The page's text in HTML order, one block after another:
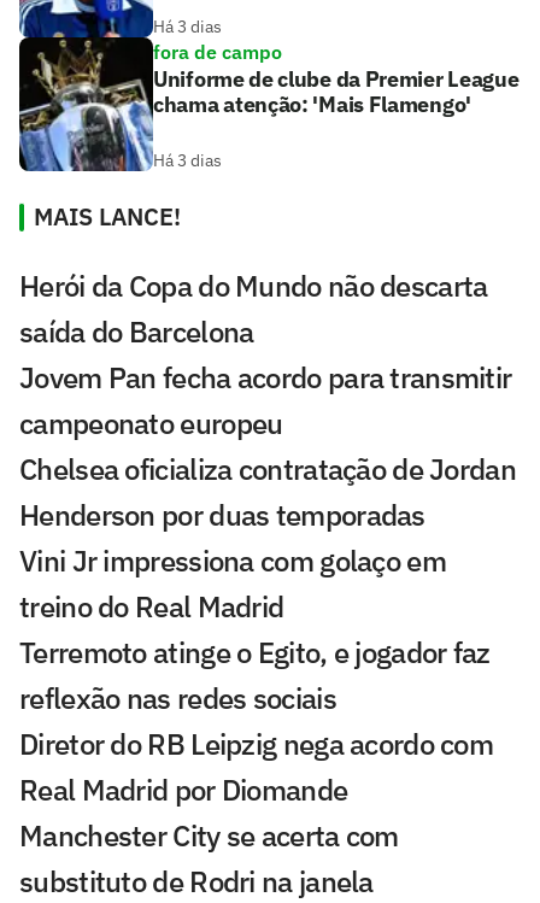
Há 3 dias
fora de campo
Uniforme de clube da Premier League
chama atenção: 'Mais Flamengo'
Há 3 dias
MAIS LANCE!
Herói da Copa do Mundo não descarta
saída do Barcelona
Jovem Pan fecha acordo para transmitir
campeonato europeu
Chelsea oficializa contratação de Jordan
Henderson por duas temporadas
Vini Jr impressiona com golaço em
treino do Real Madrid
Terremoto atinge o Egito, e jogador faz
reflexão nas redes sociais
Diretor do RB Leipzig nega acordo com
Real Madrid por Diomande
Manchester City se acerta com
substituto de Rodri na janela